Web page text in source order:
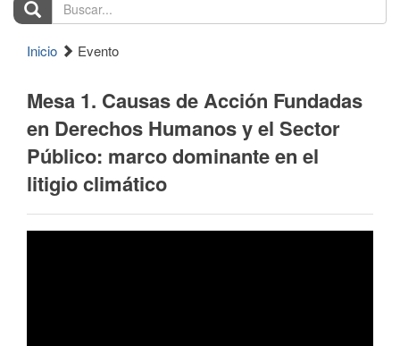
Inicio Evento
Mesa 1. Causas de Acción Fundadas
en Derechos Humanos y el Sector
Público: marco dominante en el
litigio climático